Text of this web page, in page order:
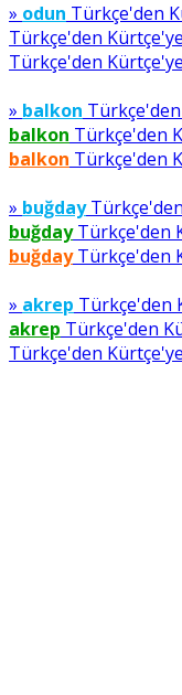
» odun Türkçe'den
Türkçe'den
Türkçe'den
» balkon
balkon Türkçe'den
balkon Türkçe'den
» buğday
buğdayTürkçe'den
buğdayTürkçe'den
» akrep Türkçe'den
akrep Türkçe'den
Türkçe'den